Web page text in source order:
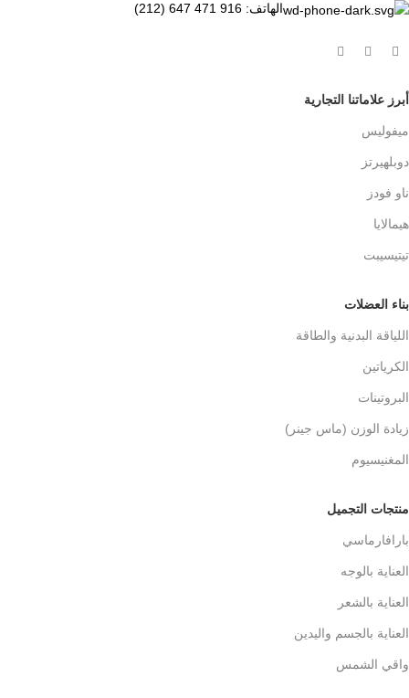
الهاتف: 916 471 647 (212)
أبرز علاماتنا التجارية
ميفوليس
دوبلهيرتز
ناو فودز
هيمالايا
تيتيسيبت
بناء العضلات
اللياقة البدنية والطاقة
الكرياتين
البروتينات
زيادة الوزن (ماس جينر)
المغنيسيوم
منتجات التجميل
بارافارماسي
العناية بالوجه
العناية بالشعر
العناية بالجسم واليدين
واقي الشمس